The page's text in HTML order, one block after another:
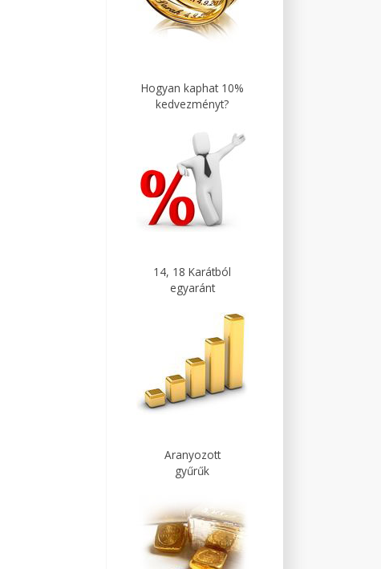
Hogyan kaphat 10%
kedvezményt?
14, 18 Karátból
egyaránt
Aranyozott
gyűrűk